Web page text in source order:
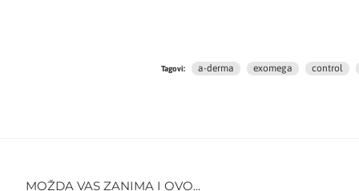
Tagovi: a-derma exomega control
MOŽDA VAS ZANIMA I OVO...